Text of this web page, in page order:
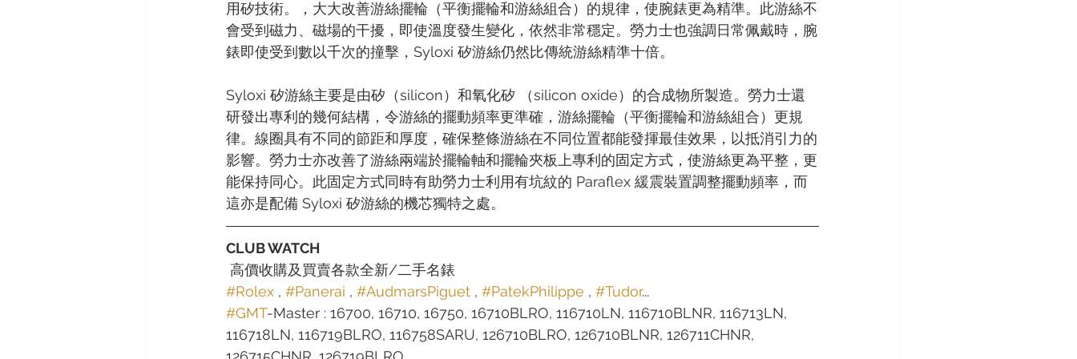
用矽技術。，大大改善游絲擺輪（平衡擺輪和游絲組合）的規律，使腕錶更為精準。此游絲不
會受到磁力、磁場的干擾，即使溫度發生變化，依然非常穩定。勞力士也強調日常佩戴時，腕
錶即使受到數以千次的撞擊，Syloxi 矽游絲仍然比傳統游絲精準十倍。
Syloxi 矽游絲主要是由矽（silicon）和氧化矽 （silicon oxide）的合成物所製造。勞力士還
研發出專利的幾何結構，令游絲的擺動頻率更準確，游絲擺輪（平衡擺輪和游絲組合）更規
律。線圈具有不同的節距和厚度，確保整條游絲在不同位置都能發揮最佳效果，以抵消引力的
影響。勞力士亦改善了游絲兩端於擺輪軸和擺輪夾板上專利的固定方式，使游絲更為平整，更
能保持同心。此固定方式同時有助勞力士利用有坑紋的 Paraflex 緩震裝置調整擺動頻率，而
這亦是配備 Syloxi 矽游絲的機芯獨特之處。
CLUB WATCH
高價收購及買賣各款全新/二手名錶
#Rolex , #Panerai , #AudmarsPiguet , #PatekPhilippe , #Tudor...
#GMT-Master : 16700, 16710, 16750, 16710BLRO, 116710LN, 116710BLNR, 116713LN,
116718LN, 116719BLRO, 116758SARU, 126710BLRO, 126710BLNR, 126711CHNR,